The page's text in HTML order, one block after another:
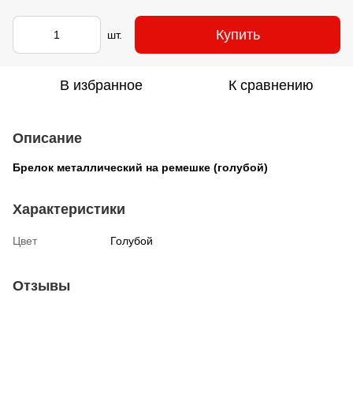
шт. Купить
В избранное К сравнению
Описание
Брелок металлический на ремешке (голубой)
Характеристики
Цвет Голубой
Отзывы